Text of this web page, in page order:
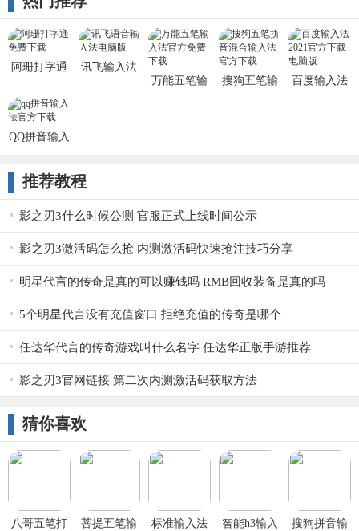
阿珊打字通
讯飞输入法
万能五笔输
搜狗五笔输
百度输入法
QQ拼音输入
推荐教程
影之刃3什么时候公测 官服正式上线时间公示
影之刃3激活码怎么抢 内测激活码快速抢注技巧分享
明星代言的传奇是真的可以赚钱吗 RMB回收装备是真的吗
5个明星代言没有充值窗口 拒绝充值的传奇是哪个
任达华代言的传奇游戏叫什么名字 任达华正版手游推荐
影之刃3官网链接 第二次内测激活码获取方法
猜你喜欢
八哥五笔打
菩提五笔输
标准输入法
智能h3输入
搜狗拼音输